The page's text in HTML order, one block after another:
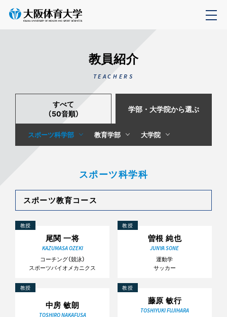
教員紹介
TEACHERS
すべて
（50音順）
学部・大学院から選ぶ
スポーツ科学部 教育学部 大学院
スポーツ科学科
スポーツ教育コース
教授
尾関 一将
KAZUMASA OZEKI
コーチング（競泳）
スポーツバイオメカニクス
教授
曽根 純也
JUNYA SONE
運動学
サッカー
教授
中房 敏朗
TOSHIRO NAKAFUSA
教授
藤原 敏行
TOSHIYUKI FUJIHARA